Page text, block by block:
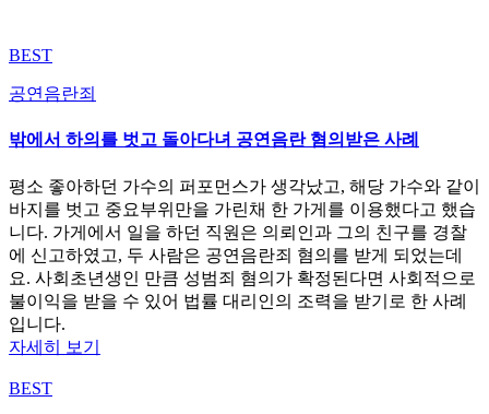
BEST
공연음란죄
밖에서 하의를 벗고 돌아다녀 공연음란 혐의받은 사례
평소 좋아하던 가수의 퍼포먼스가 생각났고, 해당 가수와 같이
바지를 벗고 중요부위만을 가린채 한 가게를 이용했다고 했습
니다. 가게에서 일을 하던 직원은 의뢰인과 그의 친구를 경찰
에 신고하였고, 두 사람은 공연음란죄 혐의를 받게 되었는데
요. 사회초년생인 만큼 성범죄 혐의가 확정된다면 사회적으로
불이익을 받을 수 있어 법률 대리인의 조력을 받기로 한 사례
입니다.
자세히 보기
BEST